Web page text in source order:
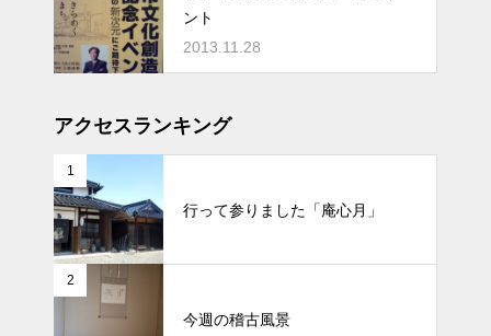
ント
2013.11.28
アクセスランキング
1
行って参りました「庵心月」
2
今週の稽古風景